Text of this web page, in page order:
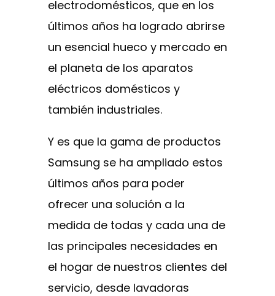
electrodomésticos, que en los
últimos años ha logrado abrirse
un esencial hueco y mercado en
el planeta de los aparatos
eléctricos domésticos y
también industriales.
Y es que la gama de productos
Samsung se ha ampliado estos
últimos años para poder
ofrecer una solución a la
medida de todas y cada una de
las principales necesidades en
el hogar de nuestros clientes del
servicio, desde lavadoras